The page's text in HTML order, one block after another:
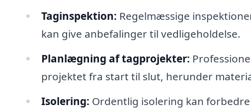
Taginspektion: Regelmæssige
kan give anbefalinger til vedligeholdelse.
Planlægning af tagprojekter:
projektet fra start til slut, herunder
Isolering: Ordentlig isolering kan